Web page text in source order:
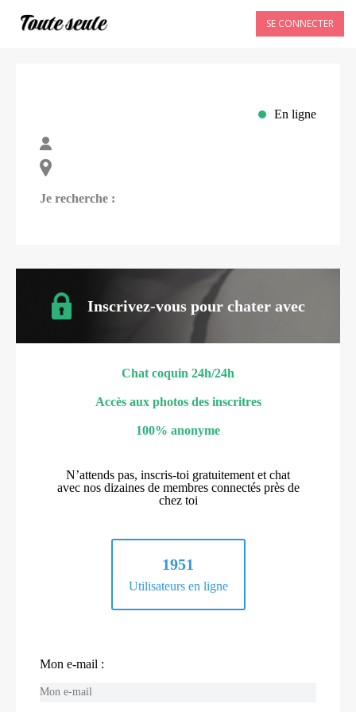
SE CONNECTER
En ligne
Je recherche :
Inscrivez-vous pour chater avec
Chat coquin 24h/24h
Accès aux photos des inscritres
100% anonyme
N’attends pas, inscris-toi gratuitement et chat
avec nos dizaines de membres connectés près de
chez toi
1951
Utilisateurs en ligne
Mon e-mail :